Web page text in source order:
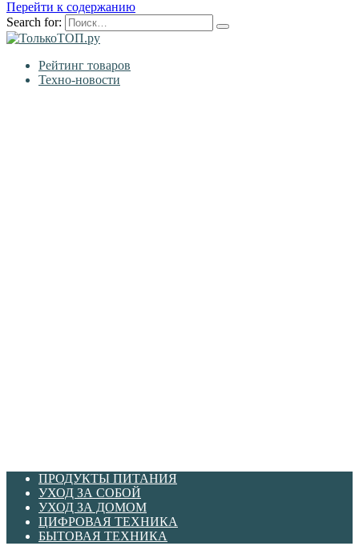
Перейти к содержанию
Search for:
Рейтинг товаров
Техно-новости
ПРОДУКТЫ ПИТАНИЯ
УХОД ЗА СОБОЙ
УХОД ЗА ДОМОМ
ЦИФРОВАЯ ТЕХНИКА
БЫТОВАЯ ТЕХНИКА